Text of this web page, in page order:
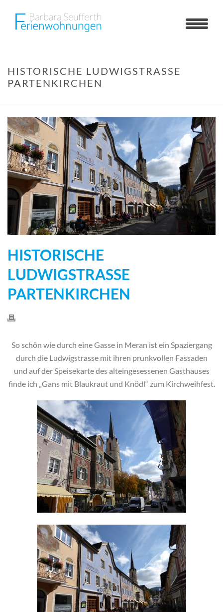
HISTORISCHE LUDWIGSTRASSE
PARTENKIRCHEN
HISTORISCHE
LUDWIGSTRASSE
PARTENKIRCHEN
So schön wie durch eine Gasse in Meran ist ein Spaziergang
durch die Ludwigstrasse mit ihren prunkvollen Fassaden
und auf der Speisekarte des alteingesessenen Gasthauses
finde ich „Gans mit Blaukraut und Knödl“ zum Kirchweihfest.